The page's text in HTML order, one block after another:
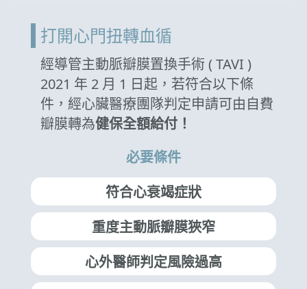
打開心門扭轉血循
經導管主動脈瓣膜置換手術 ( TAVI )
2021 年 2 月 1 日起，若符合以下條
件，經心臟醫療團隊判定申請可由自費
瓣膜轉為健保全額給付！
必要條件
符合心衰竭症狀
重度主動脈瓣膜狹窄
心外醫師判定風險過高